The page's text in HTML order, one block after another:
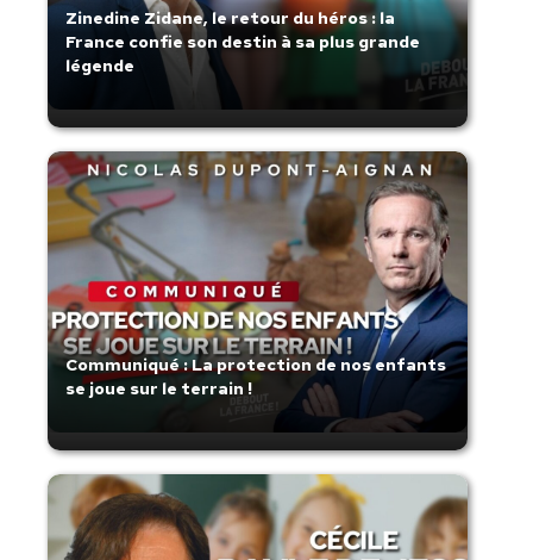
Zinedine Zidane, le retour du héros : la
France confie son destin à sa plus grande
légende
Communiqué : La protection de nos enfants
se joue sur le terrain !